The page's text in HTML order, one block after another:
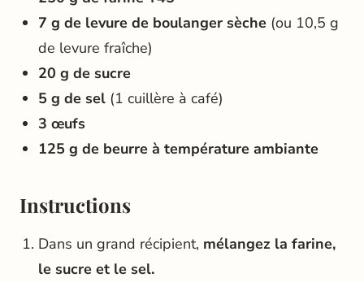
7 g de levure de boulanger sèche(ou 10,5 g
de levure fraîche)
20 g de sucre
5 g de sel(1 cuillère à café)
3 œufs
125 g de beurre à température ambiante
Instructions
Dans un grand récipient, mélangez la farine,
le sucre et le sel.